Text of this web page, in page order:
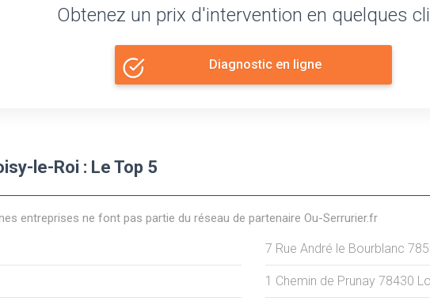
Obtenez un prix d'intervention en quelques
Diagnostic en ligne
le-Roi : Le Top 5
entreprises ne font pas partie du réseau de partenaire Ou-Serrurier.fr
7 Rue André le Bourblanc
1 Chemin de Prunay 78430